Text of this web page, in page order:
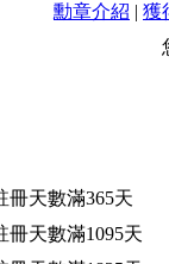
勳章介紹 | 獲
冊天數滿365天
冊天數滿1095天